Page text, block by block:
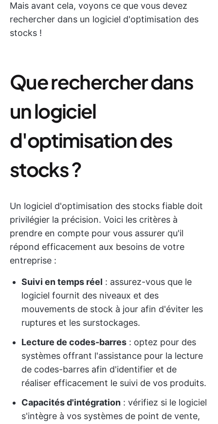
Mais avant cela, voyons ce que vous devez
rechercher dans un logiciel d'optimisation des
stocks !
Que rechercher dans
un logiciel
d'optimisation des
stocks ?
Un logiciel d'optimisation des stocks fiable doit
privilégier la précision. Voici les critères à
prendre en compte pour vous assurer qu'il
répond efficacement aux besoins de votre
entreprise :
Suivi en temps réel : assurez-vous que le
logiciel fournit des niveaux et des
mouvements de stock à jour afin d'éviter les
ruptures et les surstockages.
Lecture de codes-barres : optez pour des
systèmes offrant l'assistance pour la lecture
de codes-barres afin d'identifier et de
réaliser efficacement le suivi de vos produits.
Capacités d'intégration : vérifiez si le logiciel
s'intègre à vos systèmes de point de vente,